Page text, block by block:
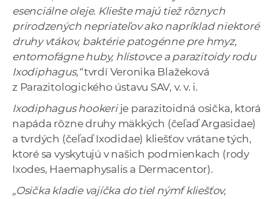
esenciálne oleje. Kliešte majú tiež rôznych
prirodzených nepriateľov ako napríklad niektoré
druhy vtákov, baktérie patogénne pre hmyz,
entomofágne huby, hlístovce a parazitoidy rodu
Ixodiphagus,“tvrdí Veronika Blažeková
z Parazitologického ústavu SAV, v. v. i.
Ixodiphagus hookerije parazitoidná osička, ktorá
napáda rôzne druhy mäkkých (čeľaď Argasidae)
a tvrdých (čeľaď Ixodidae) kliešťov vrátane tých,
ktoré sa vyskytujú v našich podmienkach (rody
Ixodes, Haemaphysalis a Dermacentor).
„Osička kladie vajíčka do tiel nýmf kliešťov,